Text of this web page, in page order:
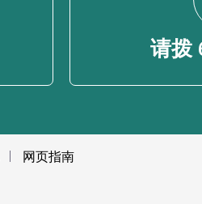
请拨
网页指南